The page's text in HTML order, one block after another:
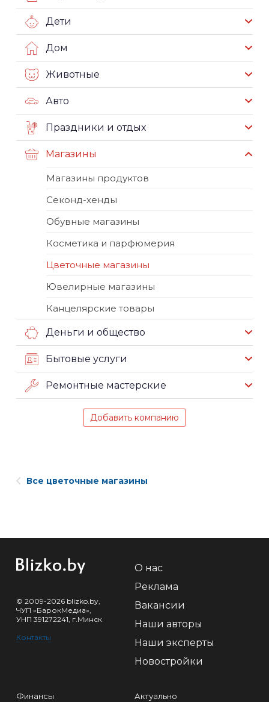
Дети
Дом
Животные
Авто
Праздники и отдых
Магазины
Магазины продуктов
Секонд-хенды
Обувные магазины
Косметика и парфюмерия
Цветочные магазины
Ювелирные магазины
Канцелярские товары
Деньги и общество
Бытовые услуги
Ремонтные мастерские
Добавить компанию
Все цветочные магазины
© 2009-2026 blizko.by,
ЧУП «БарокМедиа»,
УНП 391272241, г.Минск
Контакты
О нас
Реклама
Вакансии
Наши авторы
Наши эксперты
Новостройки
Финансы Актуально